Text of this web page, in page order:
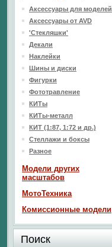
Аксессуары для моделей
Аксессуары от AVD
'Стекляшки'
Декали
Наклейки
Шины и диски
Фигурки
Фототравление
КИТы
КИТы-металл
КИТ (1:87, 1:72 и др.)
Стеллажи и боксы
Разное
Модели других
масштабов
МотоТехника
Комиссионные модели
Поиск